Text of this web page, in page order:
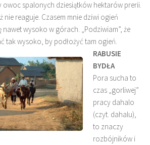
owoc spalonych dziesiątków hektarów prerii.
nie reaguje. Czasem mnie dziwi ogień
wysoko w górach. „Podziwiam”, że
tak wysoko, by podłożyć tam ogień.
RABUSIE
BYDŁA
Pora sucha to
czas „gorliwej”
pracy dahalo
(czyt. dahalu),
to znaczy
rozbójników i